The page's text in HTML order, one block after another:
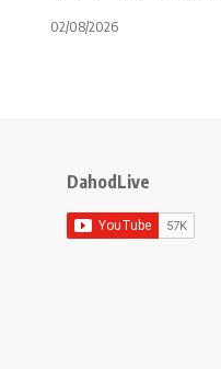
02/08/2026
DahodLive